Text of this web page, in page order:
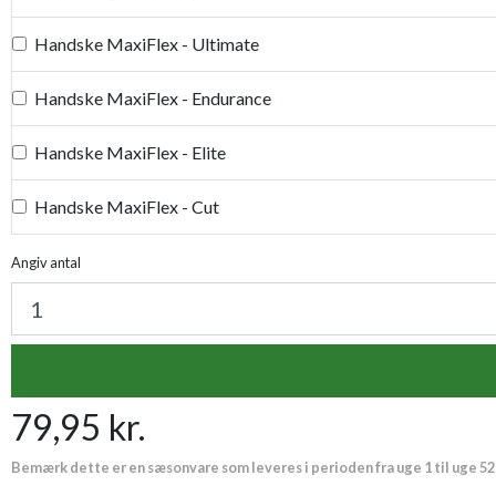
Handske MaxiFlex - Ultimate
Handske MaxiFlex - Endurance
Handske MaxiFlex - Elite
Handske MaxiFlex - Cut
Handske MaxiDry
Plantetorvets grønne vandingspose 75 liter
Premium læder handske Flutter
Proffesionel vandingspose 100 liter
Angiv antal
79,95 kr.
Bemærk dette er en sæsonvare som leveres i perioden fra uge 1 til uge 52